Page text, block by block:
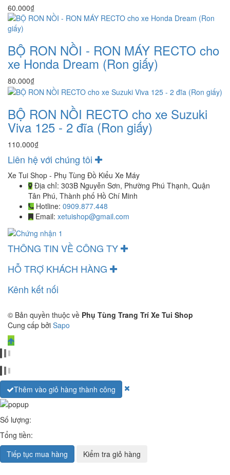
60.000₫
BỘ RON NỒI - RON MÁY RECTO cho
xe Honda Dream (Ron giấy)
80.000₫
BỘ RON NỒI RECTO cho xe Suzuki
Viva 125 - 2 đĩa (Ron giấy)
110.000₫
Liên hệ với chúng tôi
Xe Tui Shop - Phụ Tùng Đồ Kiểu Xe Máy
Địa chỉ: 303B Nguyễn Sơn, Phường Phú Thạnh, Quận
Tân Phú, Thành phố Hồ Chí Minh
Hotline: 0909.877.448
Email: xetuishop@gmail.com
THÔNG TIN VỀ CÔNG TY
HỖ TRỢ KHÁCH HÀNG
Kênh kết nối
© Bản quyền thuộc về Phụ Tùng Trang Trí Xe Tui Shop
Cung cấp bởi Sapo
Thêm vào giỏ hàng thành công
Số lượng:
Tổng tiền:
Tiếp tục mua hàng
Kiểm tra giỏ hàng